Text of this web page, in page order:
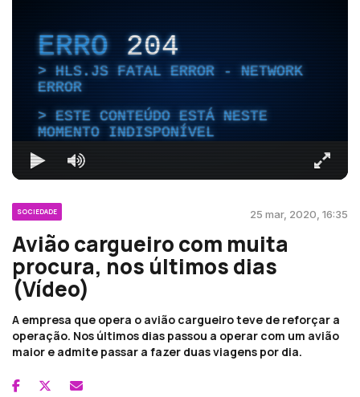
ERRO204
HLS.JS FATAL ERROR - NETWORK
ERROR
ESTE CONTEÚDO ESTÁ NESTE
MOMENTO INDISPONÍVEL
SOCIEDADE 25 mar, 2020, 16:35
Avião cargueiro com muita
procura, nos últimos dias
(Vídeo)
A empresa que opera o avião cargueiro teve de reforçar a
operação. Nos últimos dias passou a operar com um avião
maior e admite passar a fazer duas viagens por dia.